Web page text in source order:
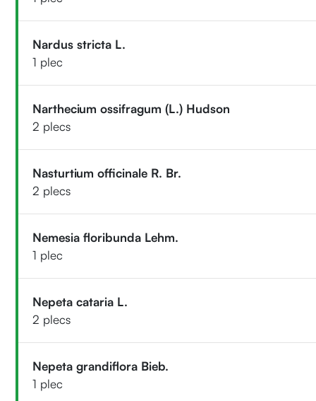
Nardus stricta L.
1 plec
Narthecium ossifragum (L.) Hudson
2 plecs
Nasturtium officinale R. Br.
2 plecs
Nemesia floribunda Lehm.
1 plec
Nepeta cataria L.
2 plecs
Nepeta grandiflora Bieb.
1 plec